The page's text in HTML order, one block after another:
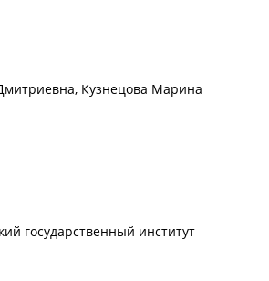
Кузнецова Марина
государственный институт